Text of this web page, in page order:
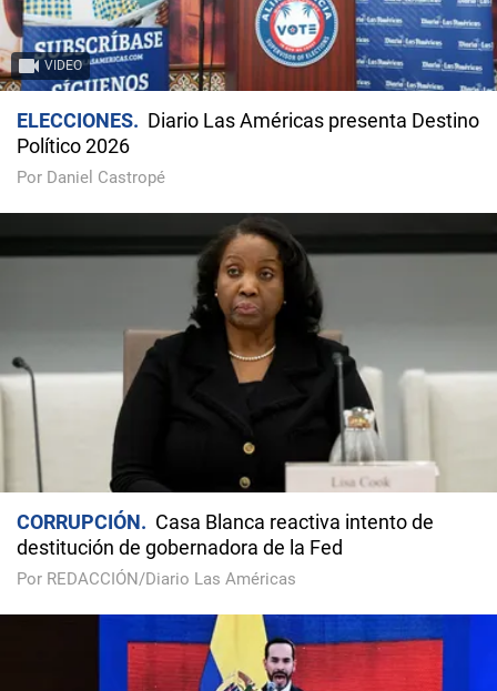
VIDEO
ELECCIONES
Diario Las Américas presenta Destino
Político 2026
Por Daniel Castropé
CORRUPCIÓN
Casa Blanca reactiva intento de
destitución de gobernadora de la Fed
Por REDACCIÓN/Diario Las Américas